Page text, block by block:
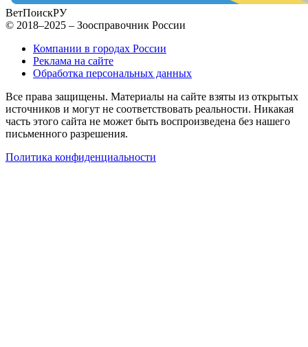
ВетПоискРУ
© 2018–2025 – Зоосправочник России
Компании в городах России
Реклама на сайте
Обработка персональных данных
Все права защищены. Материалы на сайте взяты из открытых
источников и могут не соответствовать реальности. Никакая
часть этого сайта не может быть воспроизведена без нашего
письменного разрешения.
Политика конфиденциальности